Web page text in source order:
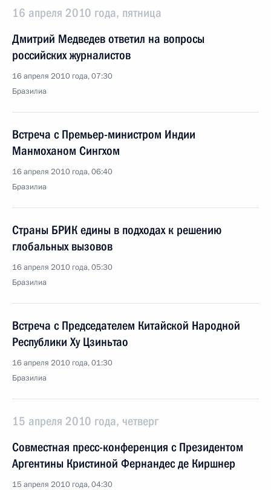
16 апреля 2010 года, пятница
Дмитрий Медведев ответил на вопросы
российских журналистов
16 апреля 2010 года, 07:30
Бразилиа
Встреча с Премьер-министром Индии
Манмоханом Сингхом
16 апреля 2010 года, 06:40
Бразилиа
Страны БРИК едины в подходах к решению
глобальных вызовов
16 апреля 2010 года, 05:30
Бразилиа
Встреча с Председателем Китайской Народной
Республики Ху Цзиньтао
16 апреля 2010 года, 01:30
Бразилиа
15 апреля 2010 года, четверг
Совместная пресс-конференция с Президентом
Аргентины Кристиной Фернандес де Киршнер
15 апреля 2010 года, 04:30